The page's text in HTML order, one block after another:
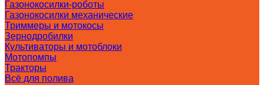
Газонокосилки-роботы
Газонокосилки механические
Триммеры и мотокосы
Зернодробилки
Культиваторы и мотоблоки
Мотопомпы
Тракторы
Всё для полива